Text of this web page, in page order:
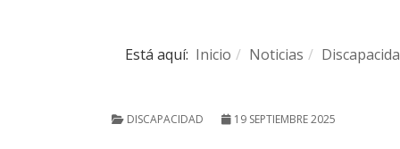
Está aquí: Inicio Noticias
DISCAPACIDAD 19 SEPTIEMBRE 2025